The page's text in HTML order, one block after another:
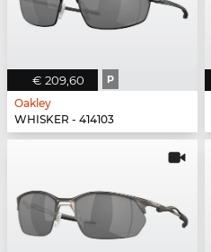
€ 209,60 P
Oakley
WHISKER - 414103